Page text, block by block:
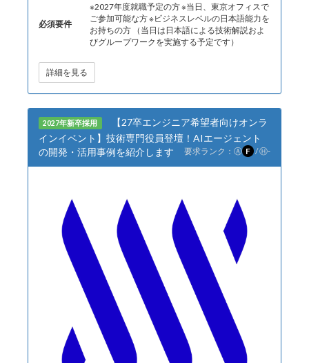
必須要件
※2027年度就職予定の方 ※当日、東京オフィスで
ご参加可能な方 ※ビジネスレベルの日本語能力を
お持ちの方 （当日は日本語による技術解説およ
びグループワークを実施する予定です）
詳細を見る
2027年新卒採用
【27卒エンジニア希望者向けオンラ
インイベント】技術専門役員登壇！AIエージェント
の開発・活用事例を紹介します
要求ランク： Ⓐ F /Ⓗ-